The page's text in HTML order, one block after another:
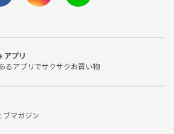
アプリ
るアプリでサクサクお買い物
ブマガジン